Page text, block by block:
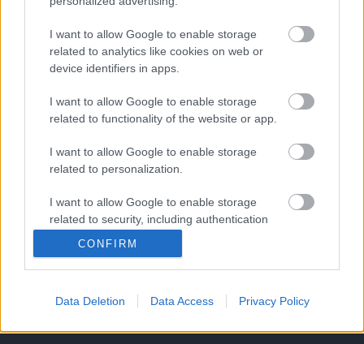
I want to allow Google to enable storage
related to analytics like cookies on web or
device identifiers in apps.
I want to allow Google to enable storage
related to functionality of the website or app.
I want to allow Google to enable storage
related to personalization.
I want to allow Google to enable storage
related to security, including authentication
CONFIRM
Data Deletion Data Access Privacy Policy
Paks II.: Mit jelent az 5. blokk új
mérföldköve a felülvizsgálat
árnyékában?
Fontos a postaládákba költöző
KIEMELT
Megérkezett az eső a Duna